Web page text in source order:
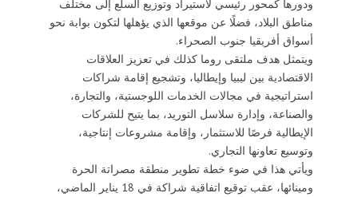
ودورها كمحور رئيسي لاستيراد وتوزيع السلع إلى مختلف
مناطق البلاد، فضلًا عن موقعها الذي يؤهلها لتكون بوابة نحو
أسواق أفريقيا جنوب الصحراء.
ويتمثل هدف ملتقى روما كذلك في تعزيز العلاقات
الاقتصادية بين ليبيا وإيطاليا، وتشجيع إقامة شراكات
استراتيجية في مجالات الخدمات اللوجستية، والتجارة،
والصناعة، وإدارة سلاسل التوريد، بما يتيح للشركات
الإيطالية فرصًا للاستثمار، وإقامة مشروعات إنتاجية،
وتوسيع تعاونها التجاري.
ويأتي هذا في ضوء خطة تطوير منطقة مصراتة الحرة
ومينائها، عقب توقيع اتفاقية شراكة في 18 يناير الماضي،